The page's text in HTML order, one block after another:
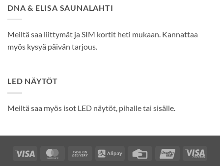
DNA & ELISA SAUNALAHTI
Meiltä saa liittymät ja SIM kortit heti mukaan. Kannattaa
myös kysyä päivän tarjous.
LED NÄYTÖT
Meiltä saa myös isot LED näytöt, pihalle tai sisälle.
Visa MasterCardCash
Alipay
Credit
UnionPayVisa